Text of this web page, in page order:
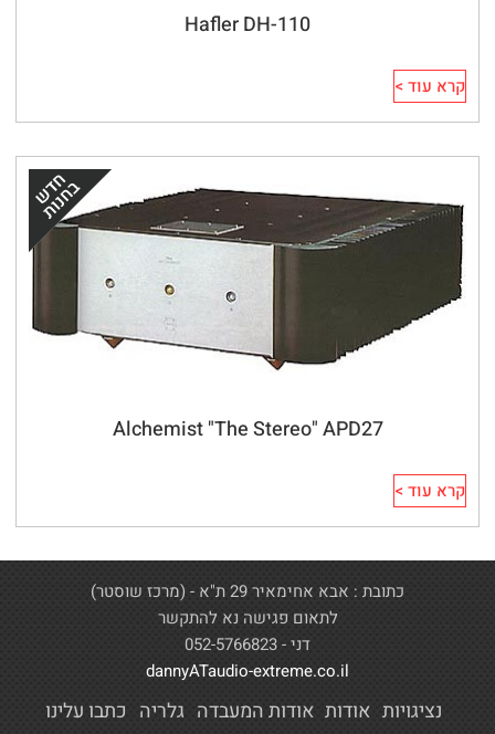
Hafler DH-110
קרא עוד >
Alchemist "The Stereo" APD27
קרא עוד >
כתובת : אבא אחימאיר 29 ת"א - (מרכז שוסטר)
לתאום פגישה נא להתקשר
דני - 052-5766823
dannyATaudio-extreme.co.il
נציגויות אודות אודות המעבדה גלריה כתבו עלינו